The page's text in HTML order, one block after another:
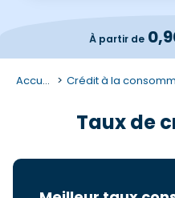
À partir de
Accueil Crédit à la
Taux de